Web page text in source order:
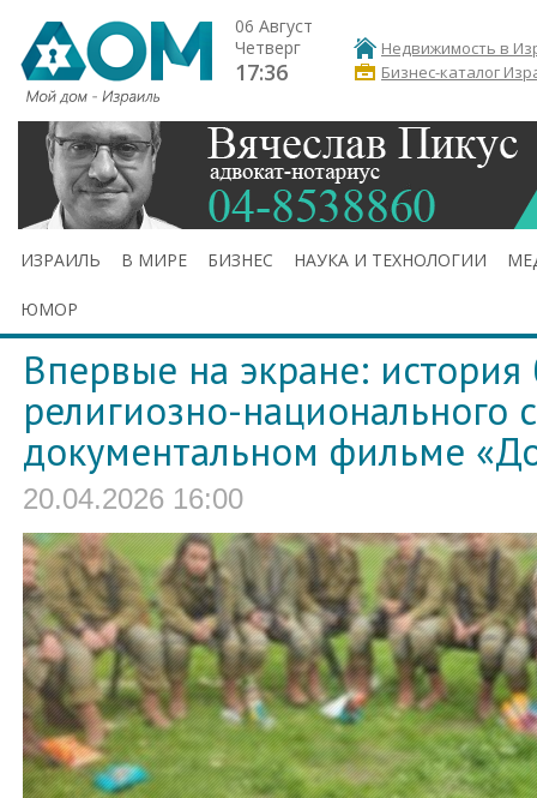
06 Август
Четверг
17:36
Недвижимость в
Бизнес-каталог
ИЗРАИЛЬ В МИРЕ БИЗНЕС НАУКА И ТЕХНОЛОГИИ
ЮМОР
Впервые на экране:
религиозно-национального
документальном фильме
20.04.2026 16:00